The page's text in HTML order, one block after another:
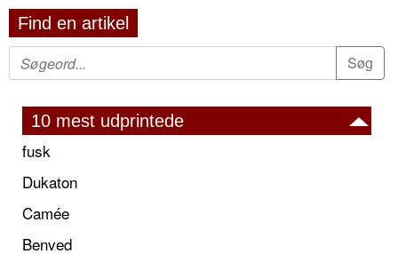
Find en artikel
10 mest udprintede
fusk
Dukaton
Camée
Benved